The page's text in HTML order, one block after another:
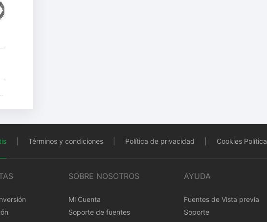
10387
Términos y condiciones Política de privacidad Cookies Política
SOBRE NOSOTROS
Mi Cuenta
Soporte de fuentes
AYUDA
Fuentes de Vista previa
Soporte